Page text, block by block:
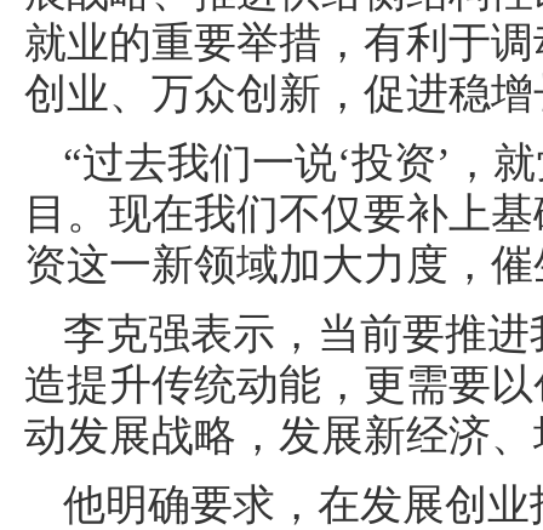
就业的重要举措，有利于
创业、万众创新，促进稳
“过去我们一说‘投资’，
目。现在我们不仅要补上
资这一新领域加大力度，
李克强表示，当前要推
造提升传统动能，更需要
动发展战略，发展新经济
他明确要求，在发展创